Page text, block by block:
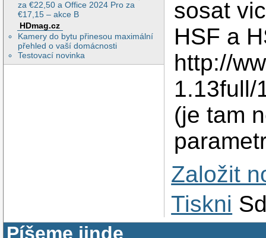
za €22,50 a Office 2024 Pro za
€17,15 – akce B
HDmag.cz
Kamery do bytu přinesou maximální
přehled o vaší domácnosti
Testovací novinka
sosat
HSF a
http://
1.13full/
(je tam
Založit
Tiskni
Píšeme jinde